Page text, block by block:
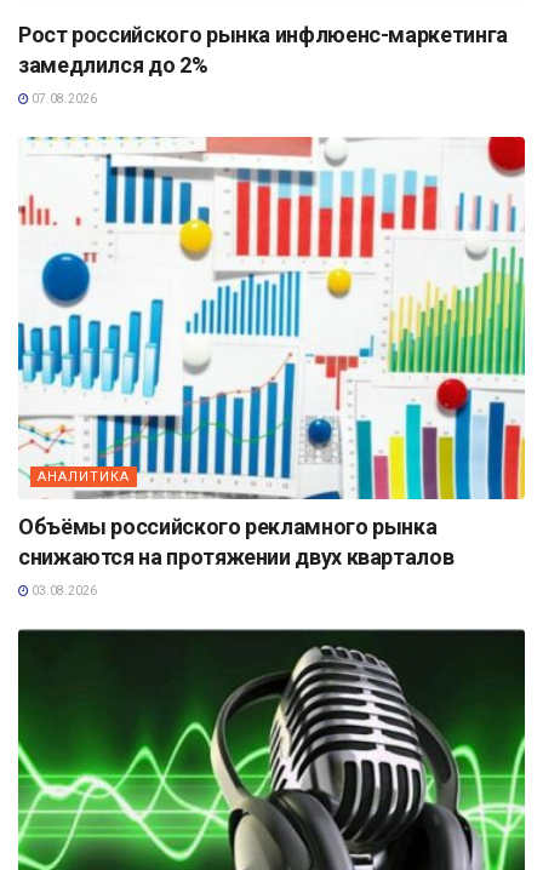
Рост российского рынка инфлюенс-маркетинга
замедлился до 2%
07.08.2026
АНАЛИТИКА
Объёмы российского рекламного рынка
снижаются на протяжении двух кварталов
03.08.2026